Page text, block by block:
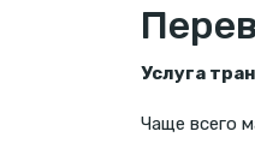
Услуга
Чаще всего